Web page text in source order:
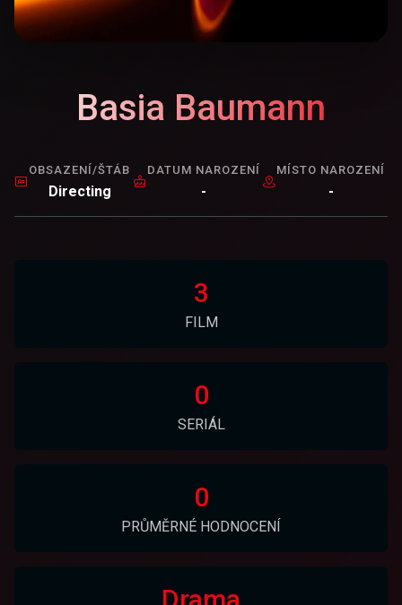
Basia Baumann
OBSAZENÍ/ŠTÁB
Directing
DATUM NAROZENÍ
-
MÍSTO NAROZENÍ
-
3
FILM
0
SERIÁL
0
PRŮMĚRNÉ HODNOCENÍ